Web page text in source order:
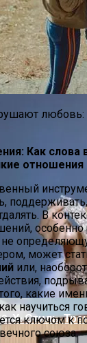
Будущих
Десерты:
В Стиле
Х: Стиль,
Как слова
отношения
В
особенно
может
или,
какие
научиться
ключом к
союза.